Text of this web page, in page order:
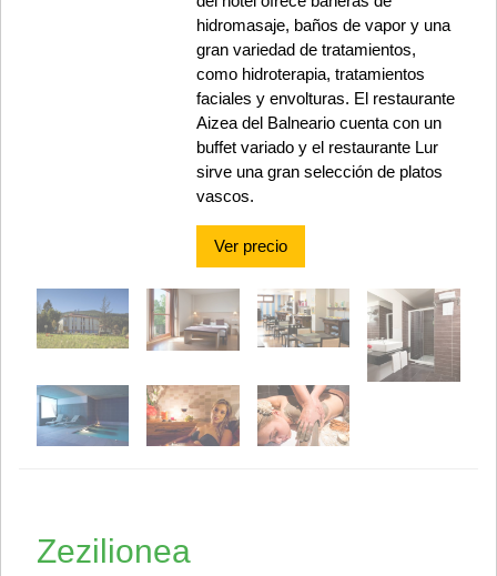
hidromasaje, baños de vapor y una
gran variedad de tratamientos,
como hidroterapia, tratamientos
faciales y envolturas. El restaurante
Aizea del Balneario cuenta con un
buffet variado y el restaurante Lur
sirve una gran selección de platos
vascos.
Ver precio
Zezilionea